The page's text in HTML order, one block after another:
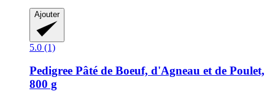
Ajouter
5.0 (1)
Pedigree Pâté de Boeuf, d'Agneau et de Poulet,
800 g